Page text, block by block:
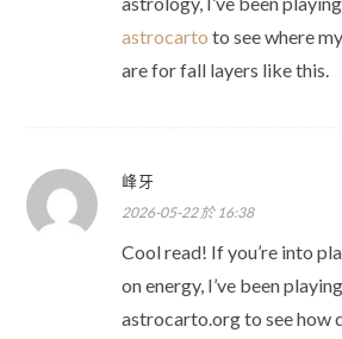
astrocarto to see where
are for fall layers like this.
峰牙
2026-05-22 於 16:38
Cool read! If you’re into
on energy, I’ve been
astrocarto.org to see how